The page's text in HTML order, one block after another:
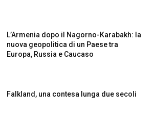
L’Armenia dopo il Nagorno-Karabakh: la
nuova geopolitica di un Paese tra
Europa, Russia e Caucaso
Falkland, una contesa lunga due secoli